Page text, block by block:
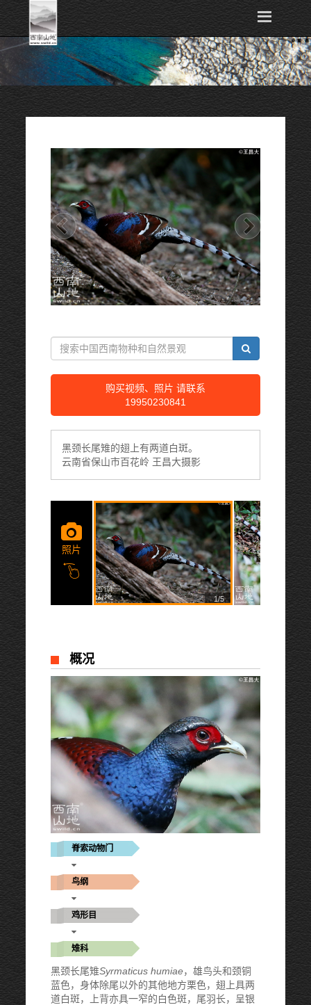
购买视频、照片 请联系
19950230841
黑颈长尾雉的翅上有两道白斑。
云南省保山市百花岭 王昌大摄影
照片
1/5
概况
脊索动物门
鸟纲
鸡形目
雉科
黑颈长尾雉Syrmaticus humiae，雄鸟头和颈铜
蓝色，身体除尾以外的其他地方栗色，翅上具两
道白斑，上背亦具一窄的白色斑，尾羽长，呈银